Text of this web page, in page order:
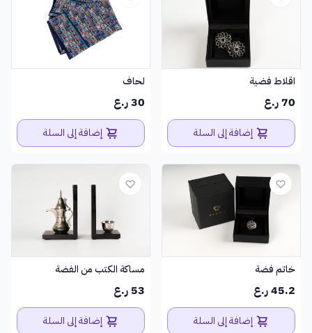
اقلاط فضية
70 ر.ع
إضافة إلى السلة
لحاف
30 ر.ع
إضافة إلى السلة
خاتم فضة
45.2 ر.ع
إضافة إلى السلة
مساكة الكتب من الفضة
53 ر.ع
إضافة إلى السلة